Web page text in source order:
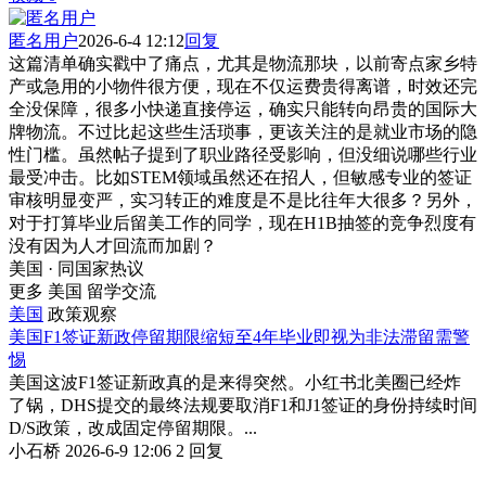
匿名用户2026-6-4 12:12回复
这篇清单确实戳中了痛点，尤其是物流那块，以前寄点家乡特
产或急用的小物件很方便，现在不仅运费贵得离谱，时效还完
全没保障，很多小快递直接停运，确实只能转向昂贵的国际大
牌物流。不过比起这些生活琐事，更该关注的是就业市场的隐
性门槛。虽然帖子提到了职业路径受影响，但没细说哪些行业
最受冲击。比如STEM领域虽然还在招人，但敏感专业的签证
审核明显变严，实习转正的难度是不是比往年大很多？另外，
对于打算毕业后留美工作的同学，现在H1B抽签的竞争烈度有
没有因为人才回流而加剧？
美国 · 同国家热议
更多 美国 留学交流
美国 政策观察
美国F1签证新政停留期限缩短至4年毕业即视为非法滞留需警
惕
美国这波F1签证新政真的是来得突然。小红书北美圈已经炸
了锅，DHS提交的最终法规要取消F1和J1签证的身份持续时间
D/S政策，改成固定停留期限。...
小石桥 2026-6-9 12:06 2 回复